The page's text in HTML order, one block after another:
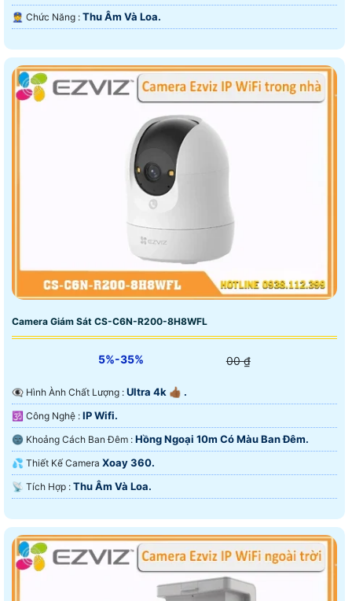
️👮 Chức Năng : Thu Âm Và Loa.
Camera Giám Sát CS-C6N-R200-8H8WFL
5%-35% 00 ₫
👁️‍🗨 Hình Ành Chất Lượng : Ultra 4k 👍🏾 .
🕉️ Công Nghệ : IP Wifi.
🌚 Khoảng Cách Ban Đêm : Hồng Ngoại 10m Có Màu Ban Ðêm.
💦 Thiết Kế Camera Xoay 360.
️📡 Tích Hợp : Thu Âm Và Loa.